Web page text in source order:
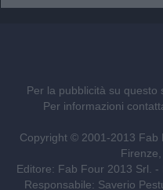
Per la pubblicità su questo
Per informazioni
Copyright © 2001-2013 Fab
Editore: Fab Four 2013 Srl.
Responsabile: Saverio